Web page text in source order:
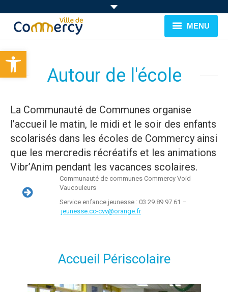
Ouvrir la barre d’outils
MENU
CADRE DE VIE
LOISIRS
EVÉNEMENTS
Autour de l'école
La Communauté de Communes organise
l’accueil le matin, le midi et le soir des enfants
scolarisés dans les écoles de Commercy ainsi
que les mercredis récréatifs et les animations
Vibr’Anim pendant les vacances scolaires.
Communauté de communes Commercy Void
Vaucouleurs
Service enfance jeunesse : 03.29.89.97.61 –
jeunesse.cc-cvv@orange.fr
Accueil Périscolaire